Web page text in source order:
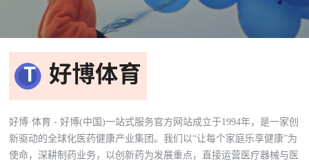
好博·体育 - 好博(中国)一站式服务官方网站成立于1994年，是一家创
新驱动的全球化医药健康产业集团。我们以“让每个家庭乐享健康”为
使命，深耕制药业务，以创新药为发展重点，直接运营医疗器械与医